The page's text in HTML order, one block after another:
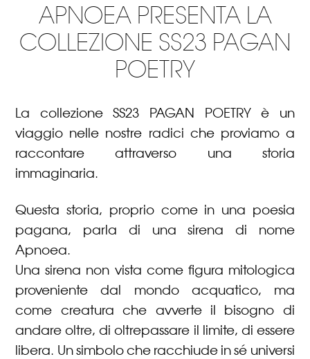
APNOEA PRESENTA LA
COLLEZIONE SS23 PAGAN
POETRY
La collezione SS23 PAGAN POETRY è un
viaggio nelle nostre radici che proviamo a
raccontare attraverso una storia
immaginaria.
Questa storia, proprio come in una poesia
pagana, parla di una sirena di nome
Apnoea.
Una sirena non vista come figura mitologica
proveniente dal mondo acquatico, ma
come creatura che avverte il bisogno di
andare oltre, di oltrepassare il limite, di essere
libera. Un simbolo che racchiude in sé universi